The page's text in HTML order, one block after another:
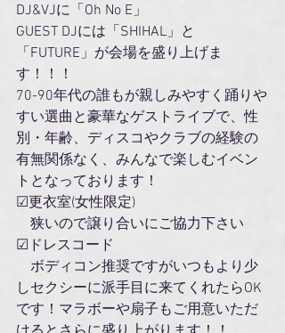
DJ&VJに「Oh No E」
GUEST DJには「SHIHAL」と
「FUTURE」が会場を盛り上げま
す！！！
70-90年代の誰もが親しみやすく踊りや
すい選曲と豪華なゲストライブで、性
別・年齢、ディスコやクラブの経験の
有無関係なく、みんなで楽しむイベン
トとなっております！
☑︎更衣室(女性限定)
狭いので譲り合いにご協力下さい
☑︎ドレスコード
ボディコン推奨ですがいつもより少
しセクシーに派手目に来てくれたらOK
です！マラボーや扇子もご用意いただ